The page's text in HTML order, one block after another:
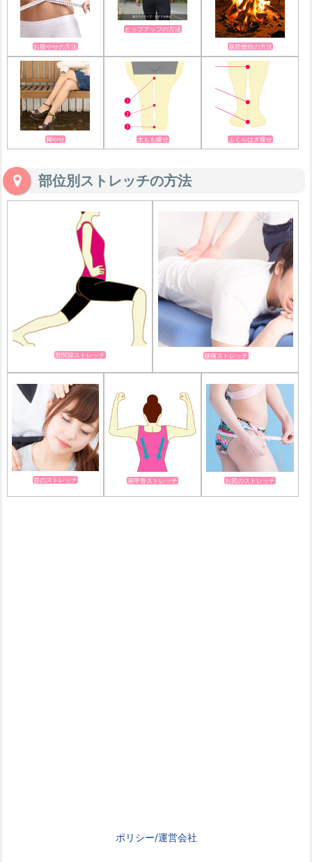
お腹やせの方法
ヒップアップの方法
脂肪燃焼の方法
脚やせ 太もも痩せ ふくらはぎ痩せ
部位別ストレッチの方法
股関節ストレッチ 腰痛ストレッチ
首のストレッチ 肩甲骨ストレッチ お尻のストレッチ
ポリシー/運営会社